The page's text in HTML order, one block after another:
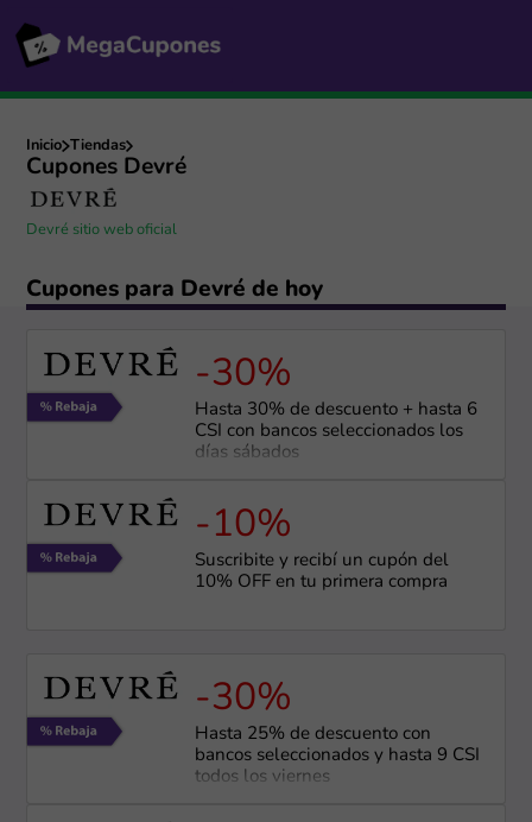
Inicio Tiendas
Cupones Devré
Devré sitio web oficial
Cupones para Devré de hoy
-30%
Hasta 30% de descuento + hasta 6
CSI con bancos seleccionados los
días sábados
-10%
Suscribite y recibí un cupón del
10% OFF en tu primera compra
-30%
Hasta 25% de descuento con
bancos seleccionados y hasta 9 CSI
todos los viernes